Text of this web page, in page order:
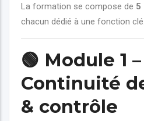
La formation se compose de 5
chacun dédié à une fonction clé.
🟢 Module 1 –
Continuité
& contrôle